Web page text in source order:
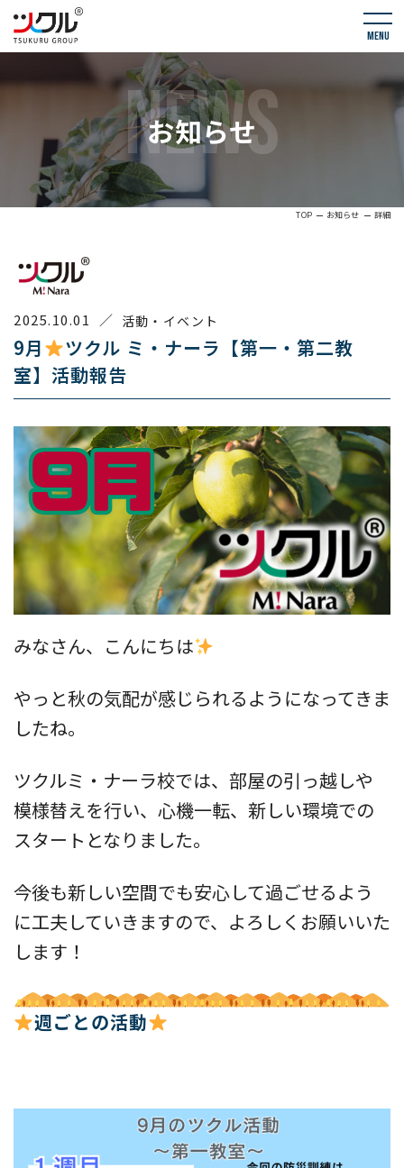
menu
NEWS
お知らせ
TOP お知らせ 詳細
2025.10.01 ／ 活動・イベント
9月
ツクル ミ・ナーラ【第一・第二教
室】活動報告
みなさん、こんにちは
やっと秋の気配が感じられるようになってきま
したね。
ツクルミ・ナーラ校では、部屋の引っ越しや
模様替えを行い、心機一転、新しい環境での
スタートとなりました。
今後も新しい空間でも安心して過ごせるよう
に工夫していきますので、よろしくお願いいた
します！
週ごとの活動